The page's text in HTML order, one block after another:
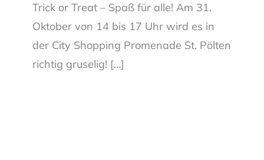
Trick or Treat – Spaß für alle! Am 31.
Oktober von 14 bis 17 Uhr wird es in
der City Shopping Promenade St. Pölten
richtig gruselig! […]